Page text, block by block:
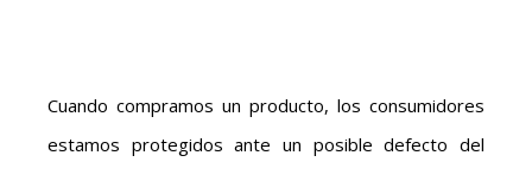
Cuando compramos un producto, los consumidores
estamos protegidos ante un posible defecto del